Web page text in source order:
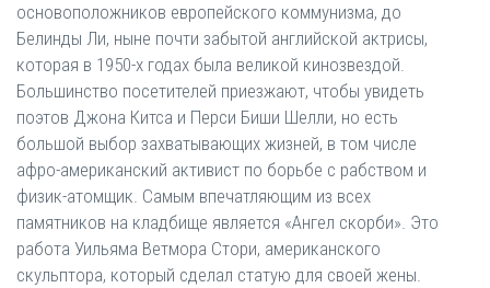
основоположников европейского коммунизма, до
Белинды Ли, ныне почти забытой английской актрисы,
которая в 1950-х годах была великой кинозвездой.
Большинство посетителей приезжают, чтобы увидеть
поэтов Джона Китса и Перси Биши Шелли, но есть
большой выбор захватывающих жизней, в том числе
афро-американский активист по борьбе с рабством и
физик-атомщик. Самым впечатляющим из всех
памятников на кладбище является «Ангел скорби». Это
работа Уильяма Ветмора Стори, американского
скульптора, который сделал статую для своей жены.